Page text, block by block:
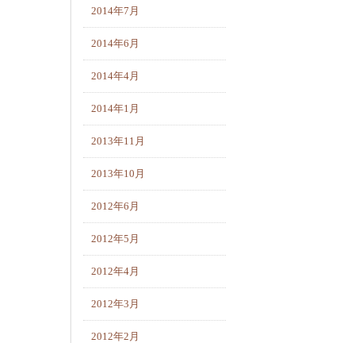
2014年7月
2014年6月
2014年4月
2014年1月
2013年11月
2013年10月
2012年6月
2012年5月
2012年4月
2012年3月
2012年2月